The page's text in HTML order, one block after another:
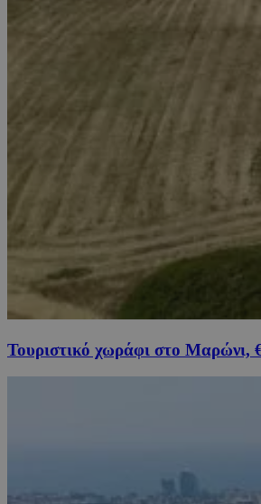
Τουριστικό χωράφι στο Μαρώνι,